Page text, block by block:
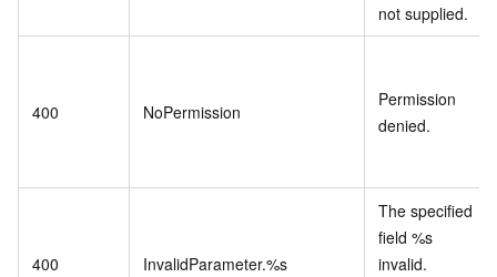
not supplied.
400 NoPermission
Permission
denied.
400 InvalidParameter.%s
The specified
field %s
invalid.